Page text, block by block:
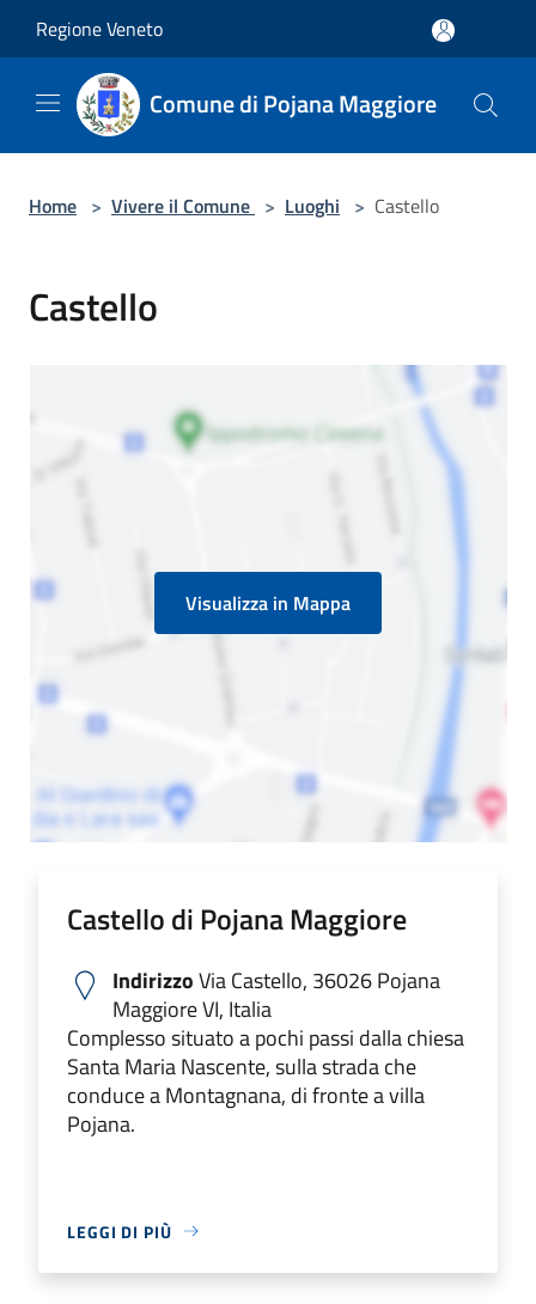
Regione Veneto
Comune di Pojana Maggiore
Home > Vivere il Comune > Luoghi > Castello
Castello
Visualizza in Mappa
Castello di Pojana Maggiore
IndirizzoVia Castello, 36026 Pojana
Maggiore VI, Italia
Complesso situato a pochi passi dalla chiesa
Santa Maria Nascente, sulla strada che
conduce a Montagnana, di fronte a villa
Pojana.
LEGGI DI PIÙ